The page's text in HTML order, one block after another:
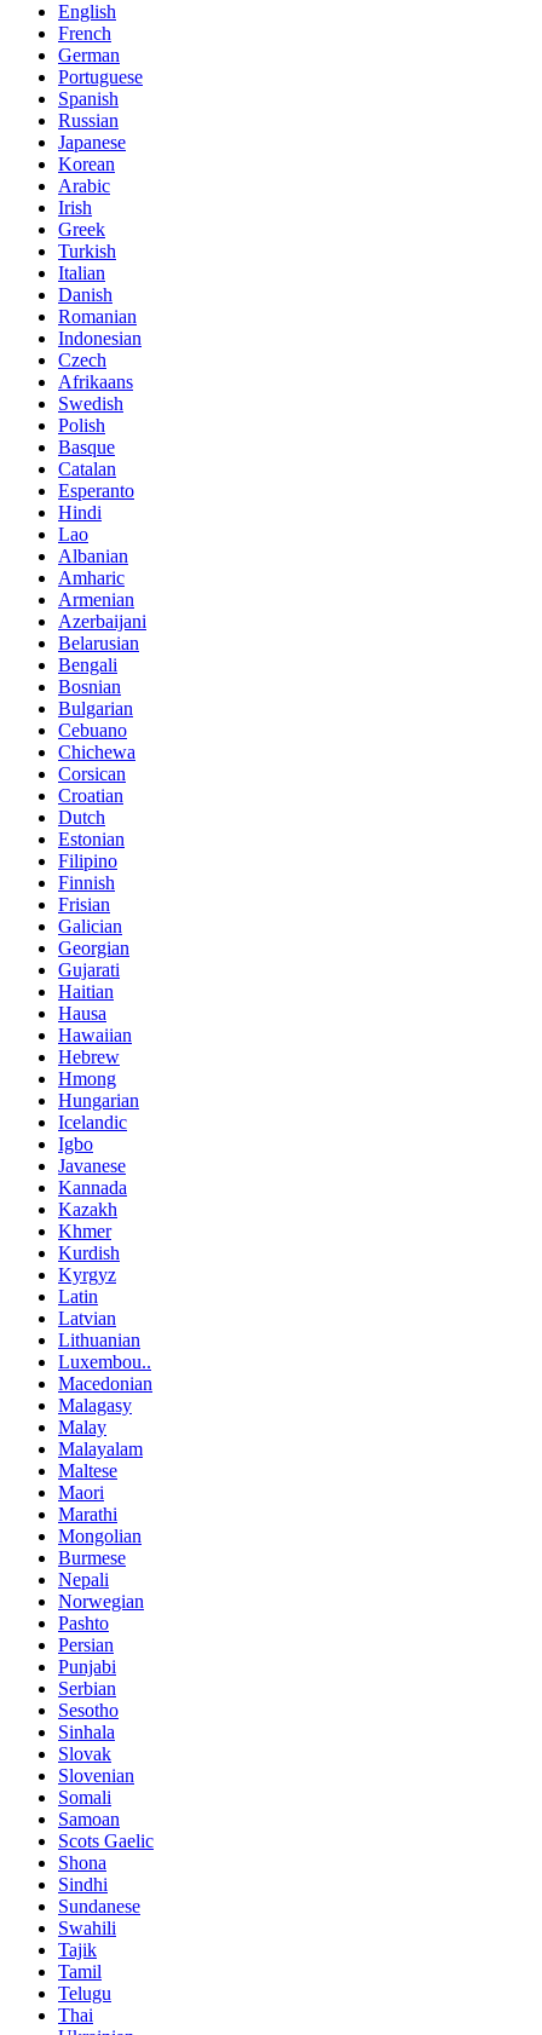
English
French
German
Portuguese
Spanish
Russian
Japanese
Korean
Arabic
Irish
Greek
Turkish
Italian
Danish
Romanian
Indonesian
Czech
Afrikaans
Swedish
Polish
Basque
Catalan
Esperanto
Hindi
Lao
Albanian
Amharic
Armenian
Azerbaijani
Belarusian
Bengali
Bosnian
Bulgarian
Cebuano
Chichewa
Corsican
Croatian
Dutch
Estonian
Filipino
Finnish
Frisian
Galician
Georgian
Gujarati
Haitian
Hausa
Hawaiian
Hebrew
Hmong
Hungarian
Icelandic
Igbo
Javanese
Kannada
Kazakh
Khmer
Kurdish
Kyrgyz
Latin
Latvian
Lithuanian
Luxembou..
Macedonian
Malagasy
Malay
Malayalam
Maltese
Maori
Marathi
Mongolian
Burmese
Nepali
Norwegian
Pashto
Persian
Punjabi
Serbian
Sesotho
Sinhala
Slovak
Slovenian
Somali
Samoan
Scots Gaelic
Shona
Sindhi
Sundanese
Swahili
Tajik
Tamil
Telugu
Thai